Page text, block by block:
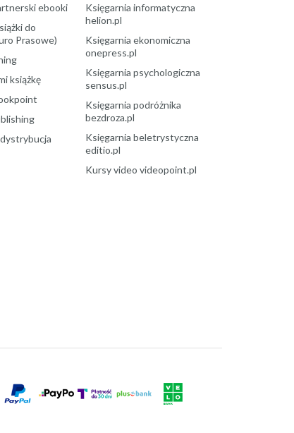
ebooki
do
Prasowe)
książkę
Księgarnia informatyczna
helion.pl
Księgarnia ekonomiczna
onepress.pl
Księgarnia psychologiczna
sensus.pl
Księgarnia podróżnika
bezdroza.pl
Księgarnia beletrystyczna
editio.pl
Kursy video videopoint.pl